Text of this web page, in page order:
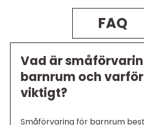
FAQ
Vad är
barnrum och
viktigt?
Småförvaring för barnrum